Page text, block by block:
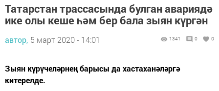
Татарстан трассасында булган авариядә
ике олы кеше һәм бер бала зыян күргән
автор, 5 март 2020 - 14:01 1341 0 0
Зыян күрүчеләрнең барысы да хастаханәләргә
китерелде.